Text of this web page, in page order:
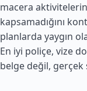
macera
kapsamadığını
planlarda yaygın
En iyi poliçe, vize
belge değil, gerçek